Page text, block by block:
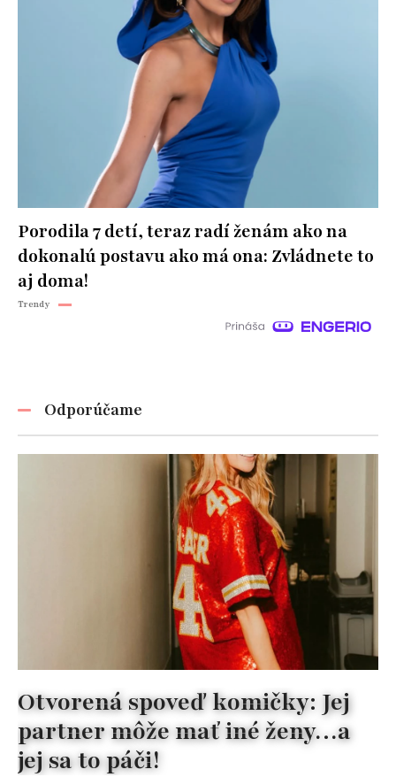
Porodila 7 detí, teraz radí ženám ako na
dokonalú postavu ako má ona: Zvládnete to
aj doma!
Trendy
Odporúčame
Otvorená spoveď komičky: Jej
partner môže mať iné ženy…a
jej sa to páči!